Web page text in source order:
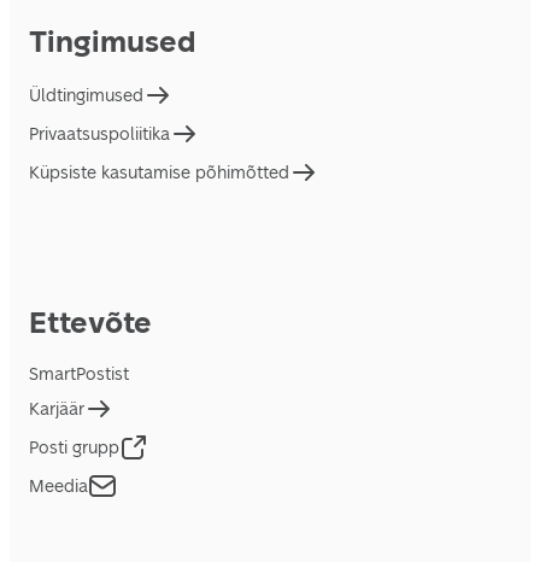
Tingimused
Üldtingimused
Privaatsuspoliitika
Küpsiste kasutamise põhimõtted
Ettevõte
SmartPostist
Karjäär
Posti grupp
Meedia